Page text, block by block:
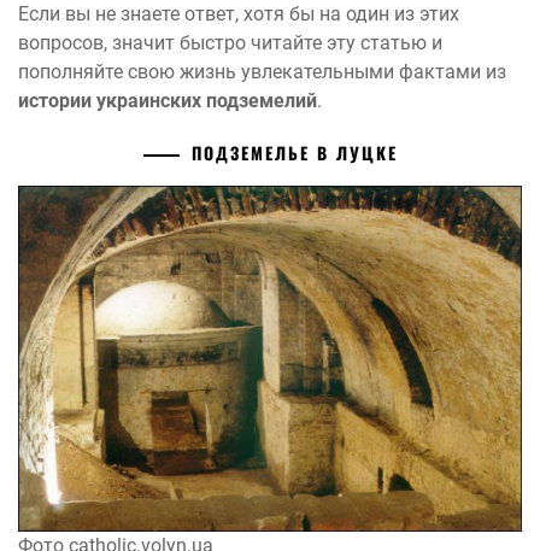
Если вы не знаете ответ, хотя бы на один из этих
вопросов, значит быстро читайте эту статью и
пополняйте свою жизнь увлекательными фактами из
истории украинских подземелий.
ПОДЗЕМЕЛЬЕ В ЛУЦКЕ
Фото catholic.volyn.ua